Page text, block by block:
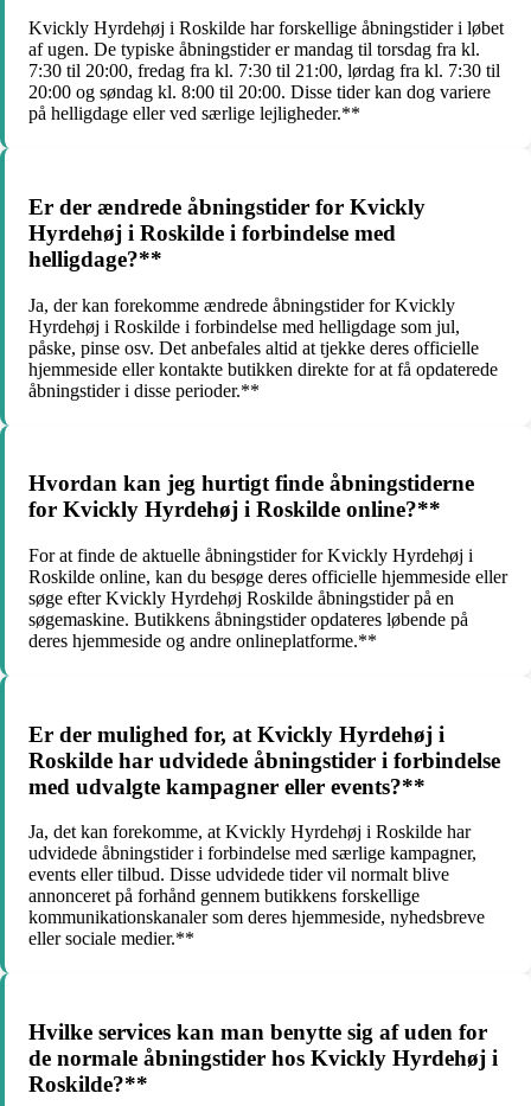
Kvickly Hyrdehøj i Roskilde har forskellige åbningstider i løbet
af ugen. De typiske åbningstider er mandag til torsdag fra kl.
7:30 til 20:00, fredag fra kl. 7:30 til 21:00, lørdag fra kl. 7:30 til
20:00 og søndag kl. 8:00 til 20:00. Disse tider kan dog variere
på helligdage eller ved særlige lejligheder.**
Er der ændrede åbningstider for Kvickly
Hyrdehøj i Roskilde i forbindelse med
helligdage?**
Ja, der kan forekomme ændrede åbningstider for Kvickly
Hyrdehøj i Roskilde i forbindelse med helligdage som jul,
påske, pinse osv. Det anbefales altid at tjekke deres officielle
hjemmeside eller kontakte butikken direkte for at få opdaterede
åbningstider i disse perioder.**
Hvordan kan jeg hurtigt finde åbningstiderne
for Kvickly Hyrdehøj i Roskilde online?**
For at finde de aktuelle åbningstider for Kvickly Hyrdehøj i
Roskilde online, kan du besøge deres officielle hjemmeside eller
søge efter Kvickly Hyrdehøj Roskilde åbningstider på en
søgemaskine. Butikkens åbningstider opdateres løbende på
deres hjemmeside og andre onlineplatforme.**
Er der mulighed for, at Kvickly Hyrdehøj i
Roskilde har udvidede åbningstider i forbindelse
med udvalgte kampagner eller events?**
Ja, det kan forekomme, at Kvickly Hyrdehøj i Roskilde har
udvidede åbningstider i forbindelse med særlige kampagner,
events eller tilbud. Disse udvidede tider vil normalt blive
annonceret på forhånd gennem butikkens forskellige
kommunikationskanaler som deres hjemmeside, nyhedsbreve
eller sociale medier.**
Hvilke services kan man benytte sig af uden for
de normale åbningstider hos Kvickly Hyrdehøj i
Roskilde?**